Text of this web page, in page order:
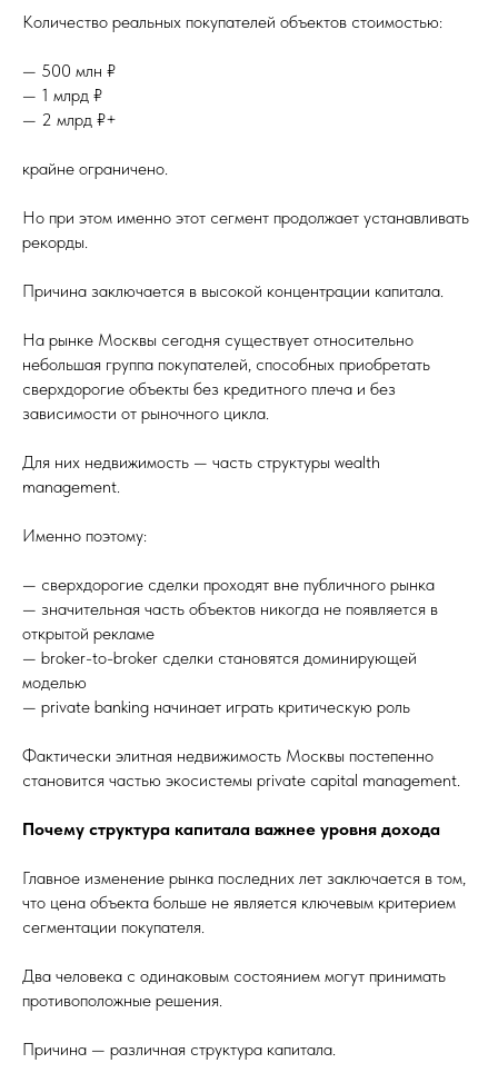
Количество реальных покупателей объектов стоимостью:
— 500 млн ₽
— 1 млрд ₽
— 2 млрд ₽+
крайне ограничено.
Но при этом именно этот сегмент продолжает устанавливать
рекорды.
Причина заключается в высокой концентрации капитала.
На рынке Москвы сегодня существует относительно
небольшая группа покупателей, способных приобретать
сверхдорогие объекты без кредитного плеча и без
зависимости от рыночного цикла.
Для них недвижимость — часть структуры wealth
management.
Именно поэтому:
— сверхдорогие сделки проходят вне публичного рынка
— значительная часть объектов никогда не появляется в
открытой рекламе
— broker-to-broker сделки становятся доминирующей
моделью
— private banking начинает играть критическую роль
Фактически элитная недвижимость Москвы постепенно
становится частью экосистемы private capital management.
Почему структура капитала важнее уровня дохода
Главное изменение рынка последних лет заключается в том,
что цена объекта больше не является ключевым критерием
сегментации покупателя.
Два человека с одинаковым состоянием могут принимать
противоположные решения.
Причина — различная структура капитала.